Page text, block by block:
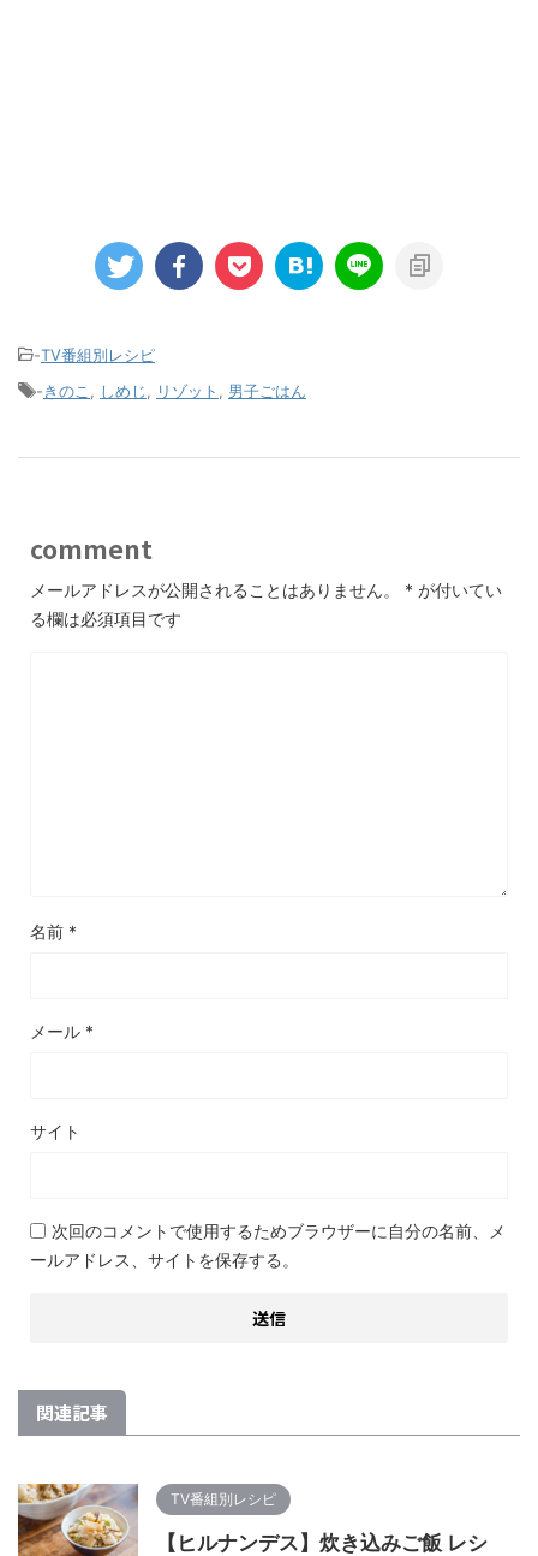
-TV番組別レシピ
-きのこ しめじ リゾット 男子ごはん
comment
メールアドレスが公開されることはありません。 * が付いてい
る欄は必須項目です
名前 *
メール *
サイト
次回のコメントで使用するためブラウザーに自分の名前、メ
ールアドレス、サイトを保存する。
関連記事
TV番組別レシピ
【ヒルナンデス】炊き込みご飯 レシ